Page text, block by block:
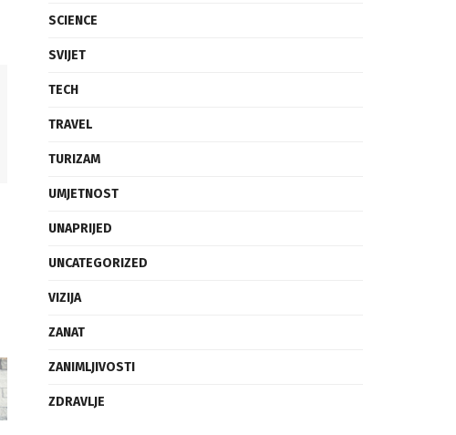
SCIENCE
SVIJET
TECH
TRAVEL
TURIZAM
UMJETNOST
UNAPRIJED
UNCATEGORIZED
VIZIJA
ZANAT
ZANIMLJIVOSTI
ZDRAVLJE